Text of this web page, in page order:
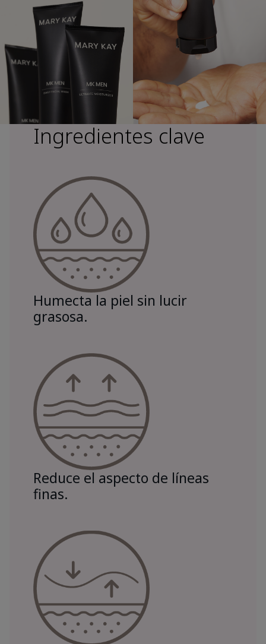
Ingredientes clave
Humecta la piel sin lucir
grasosa.
Reduce el aspecto de líneas
finas.